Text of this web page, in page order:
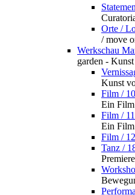
Orte /
/ move
Werkschau
garden -
Kunst
Film /
Ein
Film /
Ein
Film /
Tanz /
Premiere